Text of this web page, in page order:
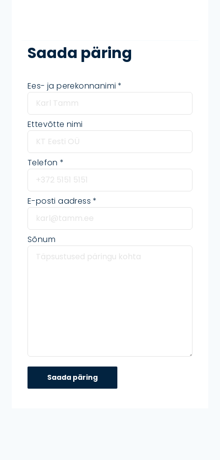
Saada päring
Ees- ja perekonnanimi
Ettevõtte nimi
Telefon
E-posti aadress
Sõnum